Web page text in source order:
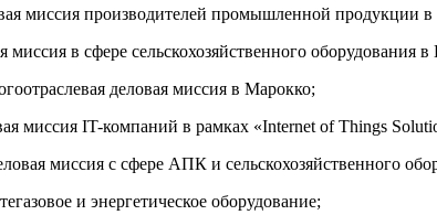
миссия производителей промышленной продукции в
миссия в сфере сельскохозяйственного оборудования в
деловая миссия в Марокко;
миссия IT-компаний в рамках «Internet of Things
миссия с сфере АПК и сельскохозяйственного
и энергетическое оборудование;